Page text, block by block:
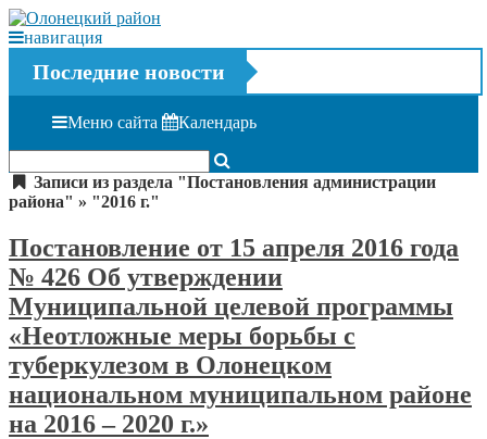
навигация
Последние новости
Меню сайта Календарь
Записи из раздела "Постановления администрации
района" » "2016 г."
Постановление от 15 апреля 2016 года
№ 426 Об утверждении
Муниципальной целевой программы
«Неотложные меры борьбы с
туберкулезом в Олонецком
национальном муниципальном районе
на 2016 – 2020 г.»